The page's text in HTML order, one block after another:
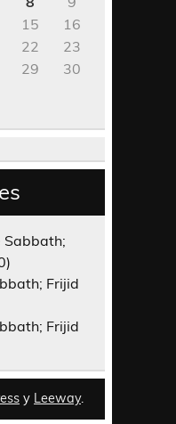
15
16
22
23
29
30
Sabbath;
Frijid
Frijid
y Leeway.